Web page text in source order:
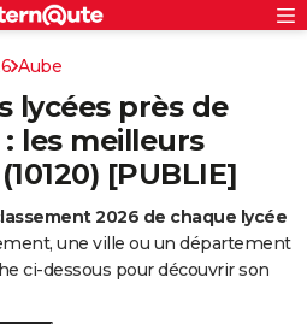
Aube
lycées près de
les meilleurs
[PUBLIE]
2026 de chaque lycée
une ville ou un département
ci-dessous pour découvrir son